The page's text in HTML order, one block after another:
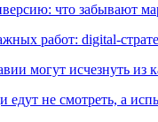
что забывают
работ: digital-
могут исчезнуть
едут не смотреть, а